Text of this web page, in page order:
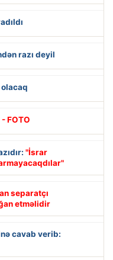
razı deyil
- FOTO
"İsrar
separatçı
etməlidir
cavab verib: